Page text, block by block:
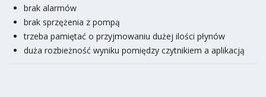
brak alarmów
brak sprzężenia z pompą
trzeba pamiętać o przyjmowaniu dużej ilości płynów
duża rozbieżność wyniku pomiędzy czytnikiem a aplikacją